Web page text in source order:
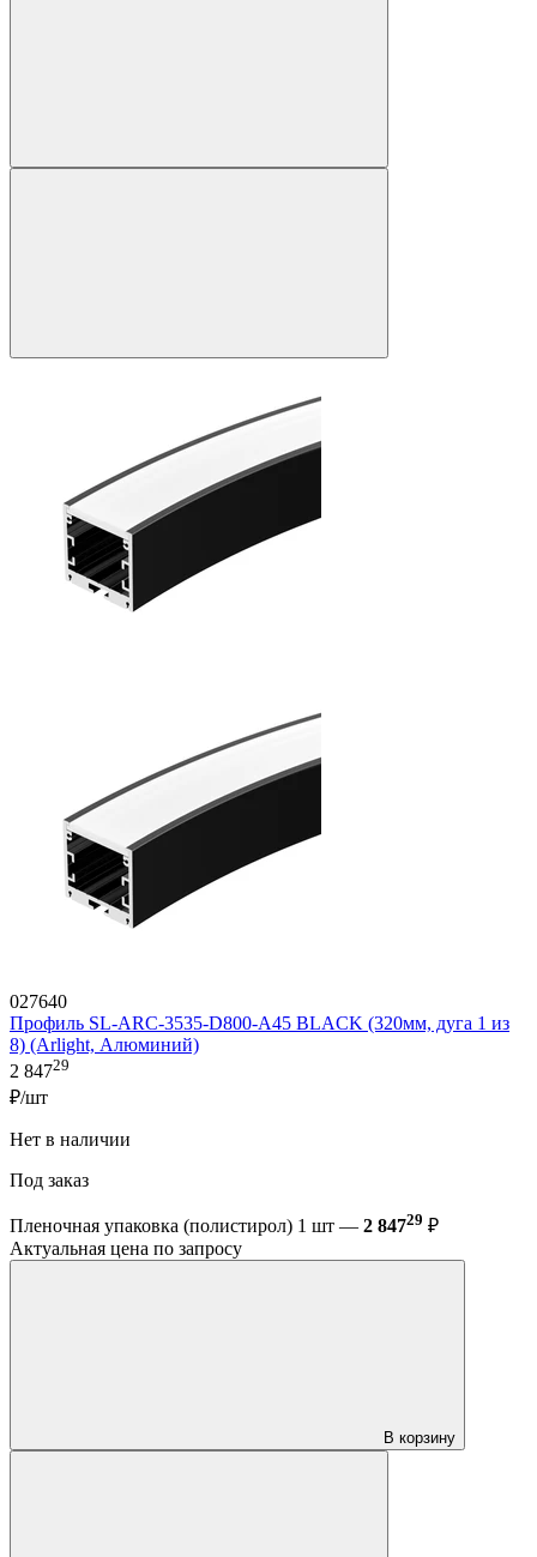
027640
Профиль SL-ARC-3535-D800-A45 BLACK (320мм, дуга 1 из
8) (Arlight, Алюминий)
2 84729
₽/шт
Нет в наличии
Под заказ
Пленочная упаковка (полистирол) 1 шт — 2 84729 ₽
Актуальная цена по запросу
В корзину